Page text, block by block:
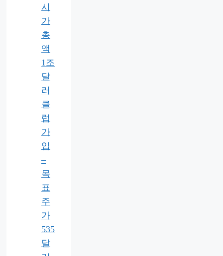
시
가
총
액
1조
달
러
클
럽
가
입
–
목
표
주
가
535
달